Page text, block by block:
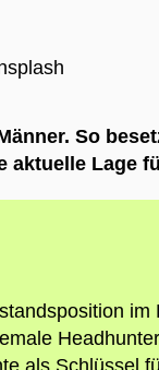
So
aktuelle Lage
im
als Schlüssel